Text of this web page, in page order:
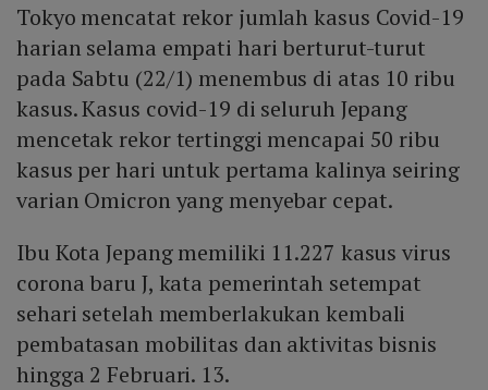
Tokyo mencatat rekor jumlah kasus Covid-19
harian selama empati hari berturut-turut
pada Sabtu (22/1) menembus di atas 10 ribu
kasus. Kasus covid-19 di seluruh Jepang
mencetak rekor tertinggi mencapai 50 ribu
kasus per hari untuk pertama kalinya seiring
varian Omicron yang menyebar cepat.
Ibu Kota Jepang memiliki 11.227 kasus virus
corona baru J, kata pemerintah setempat
sehari setelah memberlakukan kembali
pembatasan mobilitas dan aktivitas bisnis
hingga 2 Februari. 13.